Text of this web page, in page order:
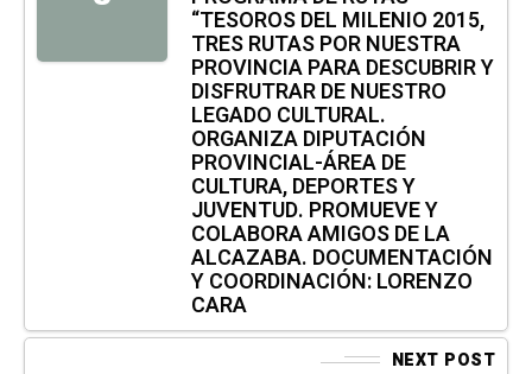
“TESOROS DEL MILENIO 2015,
TRES RUTAS POR NUESTRA
PROVINCIA PARA DESCUBRIR Y
DISFRUTRAR DE NUESTRO
LEGADO CULTURAL.
ORGANIZA DIPUTACIÓN
PROVINCIAL-ÁREA DE
CULTURA, DEPORTES Y
JUVENTUD. PROMUEVE Y
COLABORA AMIGOS DE LA
ALCAZABA. DOCUMENTACIÓN
Y COORDINACIÓN: LORENZO
CARA
NEXT POST